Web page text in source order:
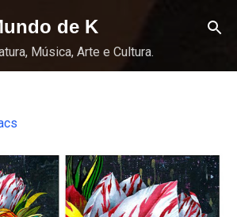
para o conteúdo principal
de K
Música, Arte e Cultura.